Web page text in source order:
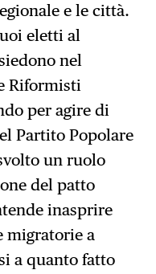
e le città.
eletti al
nel
Riformisti
per agire di
Partito Popolare
un ruolo
del patto
inasprire
migratorie a
a quanto fatto